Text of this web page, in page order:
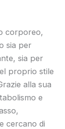
corporeo,
sia per
sia per
proprio stile
alla sua
e
cercano di